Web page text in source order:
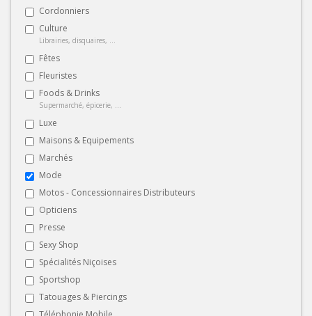
Cordonniers
Culture
Librairies, disquaires, ...
Fêtes
Fleuristes
Foods & Drinks
Supermarché, épicerie, ...
Luxe
Maisons & Equipements
Marchés
Mode
Motos - Concessionnaires Distributeurs
Opticiens
Presse
Sexy Shop
Spécialités Niçoises
Sportshop
Tatouages & Piercings